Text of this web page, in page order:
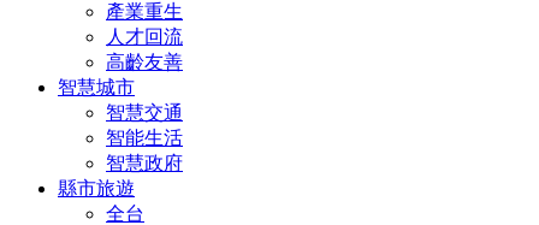
產業重生
人才回流
高齡友善
智慧城市
智慧交通
智能生活
智慧政府
縣市旅遊
全台